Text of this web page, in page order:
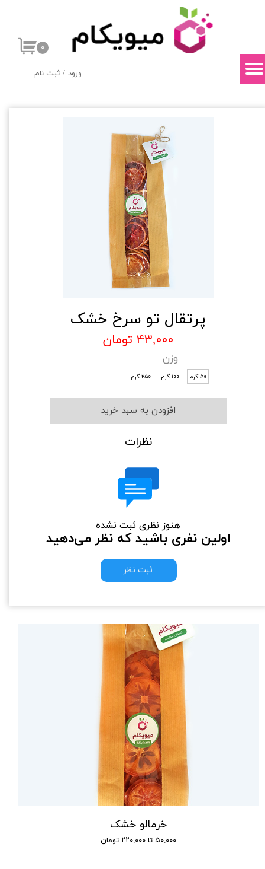
ورود / ثبت نام
حساب کاربری من
تغییر گذر واژه
سفارشات
خروج از حساب کاربری
۰
پرتقال تو سرخ خشک
۴۳,۰۰۰ تومان
وزن
۵۰ گرم ۱۰۰ گرم ۲۵۰ گرم
افزودن به سبد خرید
نظرات
هنوز نظری ثبت نشده
اولین نفری باشید که نظر می‌دهید
ثبت نظر
خرمالو خشک
۵۰,۰۰۰ تا ۲۲۰,۰۰۰ تومان